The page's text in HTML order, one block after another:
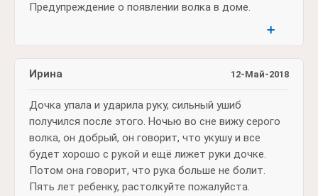
Предупреждение о появлении волка в доме.
➕
12-Май-2018
Ирина
Дочка упала и ударила руку, сильный ушиб
получился после этого. Ночью во сне вижу серого
волка, он добрый, он говорит, что укушу и все
будет хорошо с рукой и ещё лижет руки дочке.
Потом она говорит, что рука больше не болит.
Пять лет ребенку, растолкуйте пожалуйста.